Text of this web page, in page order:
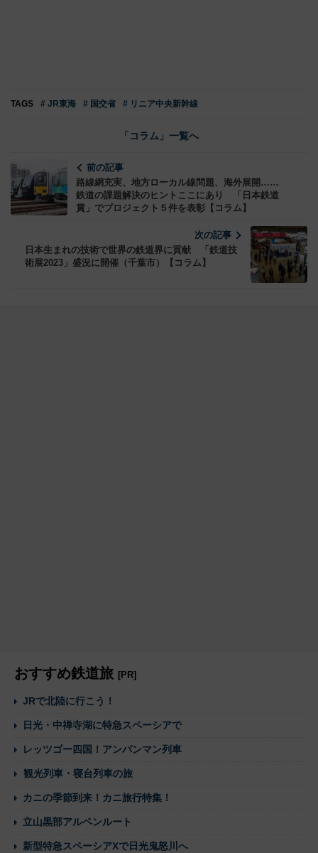
TAGS # JR東海 # 国交省 # リニア中央新幹線
「コラム」一覧へ
前の記事
路線網充実、地方ローカル線問題、海外展開……
鉄道の課題解決のヒントここにあり 「日本鉄道
賞」でプロジェクト５件を表彰【コラム】
次の記事
日本生まれの技術で世界の鉄道界に貢献 「鉄道技
術展2023」盛況に開催（千葉市）【コラム】
おすすめ鉄道旅 [PR]
JRで北陸に行こう！
日光・中禅寺湖に特急スペーシアで
レッツゴー四国！アンパンマン列車
観光列車・寝台列車の旅
カニの季節到来！カニ旅行特集！
立山黒部アルペンルート
新型特急スペーシアXで日光鬼怒川へ